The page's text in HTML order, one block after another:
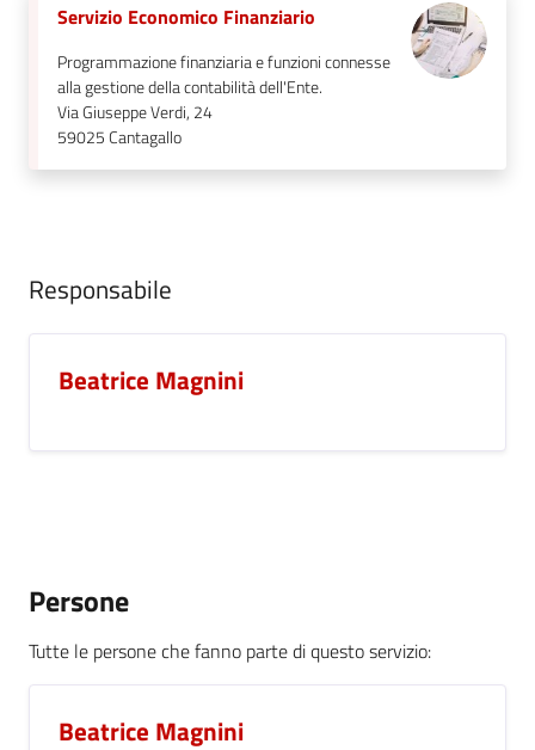
Servizio Economico Finanziario
Programmazione finanziaria e funzioni connesse
alla gestione della contabilità dell'Ente.
Via Giuseppe Verdi, 24
59025Cantagallo
Responsabile
Beatrice Magnini
Persone
Tutte le persone che fanno parte di questo servizio:
Beatrice Magnini